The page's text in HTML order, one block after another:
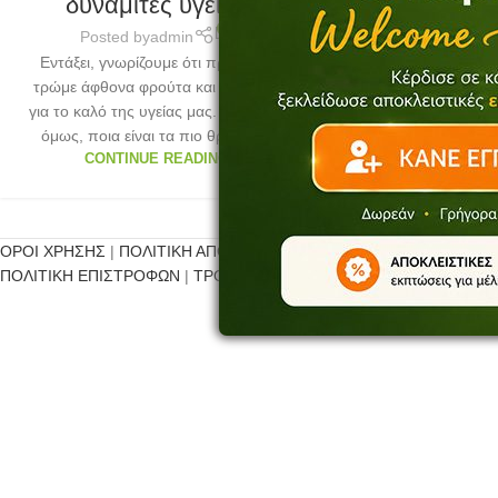
Posted byadmin
Εντάξει, γνωρίζουμε ότι πρέπει να
τρώμε άφθονα φρούτα και λαχανικά
για το καλό της υγείας μας. Ξέρουμε,
όμως, ποια είναι τα πιο θρεπτικ...
CONTINUE READING
ΟΡΟΙ ΧΡΗΣΗΣ | ΠΟΛΙΤΙΚΗ ΑΠΟΡΡΗΤΟΥ
ΠΟΛΙΤΙΚΗ ΕΠΙΣΤΡΟΦΩΝ | ΤΡΟΠΟΙ ΠΛΗΡΩΜΗΣ